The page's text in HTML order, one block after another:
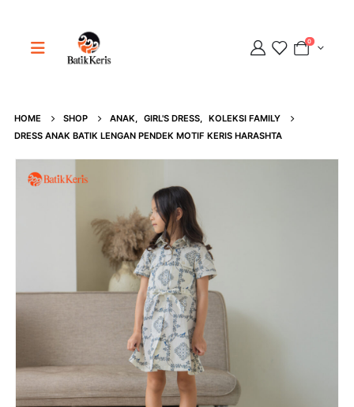
0
HOME SHOP ANAK, GIRL'S DRESS, KOLEKSI FAMILY
DRESS ANAK BATIK LENGAN PENDEK MOTIF KERIS HARASHTA
Adipati
Online